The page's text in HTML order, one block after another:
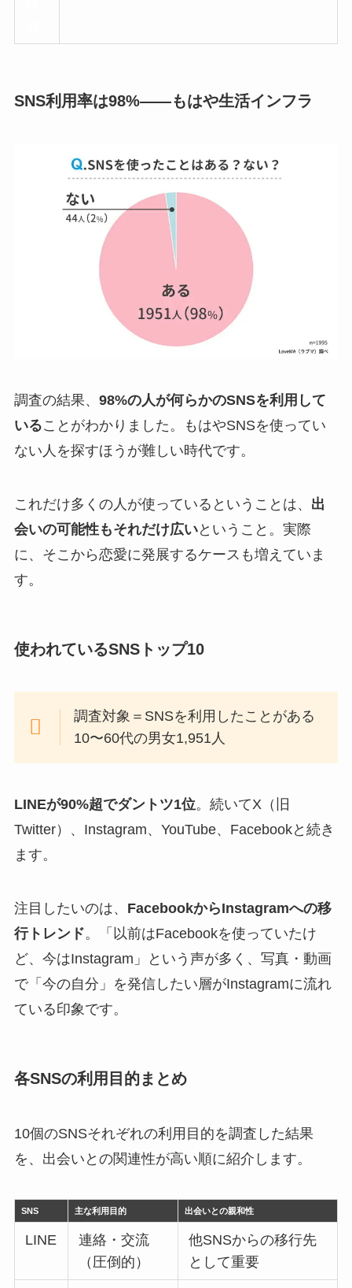
SNS利用率は98%——もはや生活インフラ
調査の結果、 98%の人が何らかのSNSを利用して
いることがわかりました。もはやSNSを使ってい
ない人を探すほうが難しい時代です。
これだけ多くの人が使っているということは、 出
会いの可能性もそれだけ広いということ。実際
に、そこから恋愛に発展するケースも増えていま
す。
使われているSNSトップ10
調査対象＝SNSを利用したことがある
10〜60代の男女1,951人
LINEが90%超でダントツ1位。続いてX（旧
Twitter）、Instagram、YouTube、Facebookと続き
ます。
注目したいのは、 FacebookからInstagramへの移
行トレンド。「以前はFacebookを使っていたけ
ど、今はInstagram」という声が多く、写真・動画
で「今の自分」を発信したい層がInstagramに流れ
ている印象です。
各SNSの利用目的まとめ
10個のSNSそれぞれの利用目的を調査した結果
を、出会いとの関連性が高い順に紹介します。
SNS 主な利用目的 出会いとの親和性
LINE
連絡・交流
（圧倒的）
他SNSからの移行先
として重要